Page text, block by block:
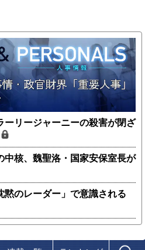
ーリージャーニーの殺害が閉ざ
中核、魏聖洛・国家安保室長が
黙のレーダー」で意識される